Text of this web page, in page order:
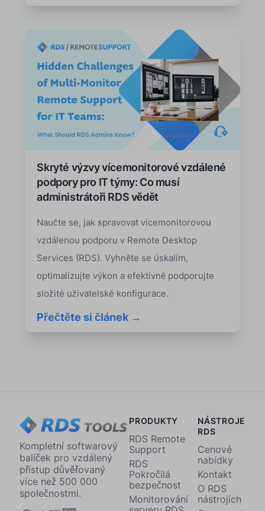
Skryté výzvy vícemonitorové vzdálené
podpory pro IT týmy: Co musí
administrátoři RDS vědět
Naučte se, jak spravovat vícemonitorovou
vzdálenou podporu v Remote Desktop
Services (RDS). Vyhněte se úskalím,
optimalizujte výkon a efektivně podporujte
složité uživatelské konfigurace.
Přečtěte si článek →
Kompletní softwarový
balíček pro vzdálený
přístup důvěřovaný
více než 500 000
společnostmi.
PRODUKTY
RDS Remote
Support
RDS
Pokročilá
bezpečnost
Monitorování
NÁSTROJE
RDS
Cenové
nabídky
Kontakt
O RDS
nástrojích